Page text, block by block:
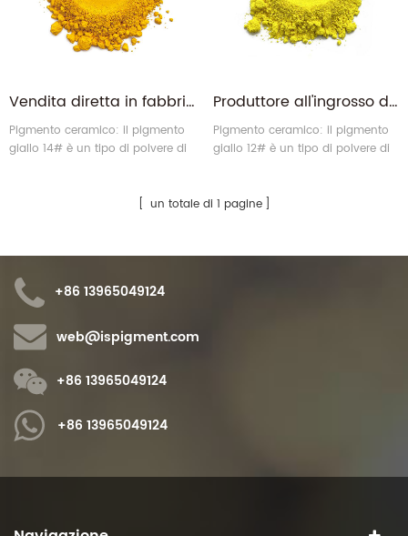
Vendita diretta in fabbrica Smalti inorganici Polvere colorante Pigmento ceramico Giallo
Pigmento ceramico: il pigmento
giallo 14# è un tipo di polvere di
Produttore all'ingrosso di pigmenti ceramici in porcellana inorganica iSuoChem
Pigmento ceramico: il pigmento
giallo 12# è un tipo di polvere di
un totale di 1 pagine
+86 13965049124
web@ispigment.com
+86 13965049124
+86 13965049124